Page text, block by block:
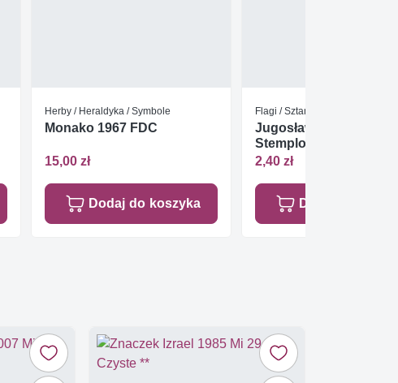
Herby / Heraldyka / Symbole
Monako 1967 FDC
15,00 zł
Dodaj do koszyka
Flagi / Sztandary
Jugosławia 1985 Mi bl
Stemplowane
2,40 zł
Dodaj do